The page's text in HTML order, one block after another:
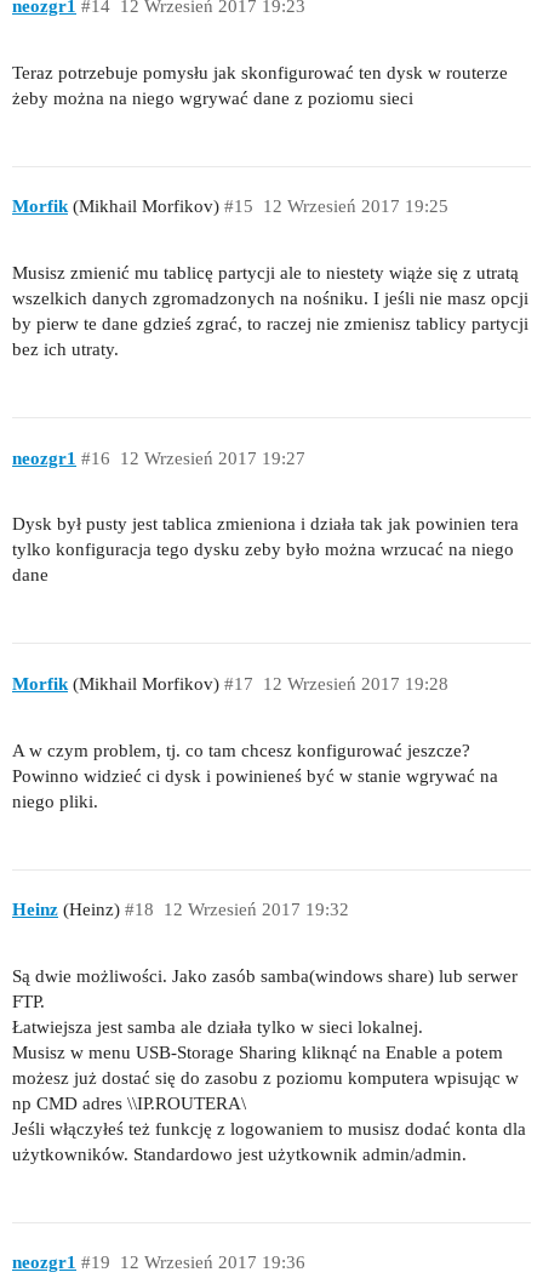
neozgr1 12 Wrzesień 2017 19:23
#14
Teraz potrzebuje pomysłu jak skonfigurować ten dysk w routerze
żeby można na niego wgrywać dane z poziomu sieci
Morfik(Mikhail Morfikov) 12 Wrzesień 2017 19:25
#15
Musisz zmienić mu tablicę partycji ale to niestety wiąże się z utratą
wszelkich danych zgromadzonych na nośniku. I jeśli nie masz opcji
by pierw te dane gdzieś zgrać, to raczej nie zmienisz tablicy partycji
bez ich utraty.
neozgr1 12 Wrzesień 2017 19:27
#16
Dysk był pusty jest tablica zmieniona i działa tak jak powinien tera
tylko konfiguracja tego dysku zeby było można wrzucać na niego
dane
Morfik (Mikhail Morfikov) 12 Wrzesień 2017 19:28
#17
A w czym problem, tj. co tam chcesz konfigurować jeszcze?
Powinno widzieć ci dysk i powinieneś być w stanie wgrywać na
niego pliki.
Heinz (Heinz) 12 Wrzesień 2017 19:32
#18
Są dwie możliwości. Jako zasób samba(windows share) lub serwer
FTP.
Łatwiejsza jest samba ale działa tylko w sieci lokalnej.
Musisz w menu USB-Storage Sharing kliknąć na Enable a potem
możesz już dostać się do zasobu z poziomu komputera wpisując w
np CMD adres \\IP.ROUTERA\
Jeśli włączyłeś też funkcję z logowaniem to musisz dodać konta dla
użytkowników. Standardowo jest użytkownik admin/admin.
neozgr1 12 Wrzesień 2017 19:36
#19